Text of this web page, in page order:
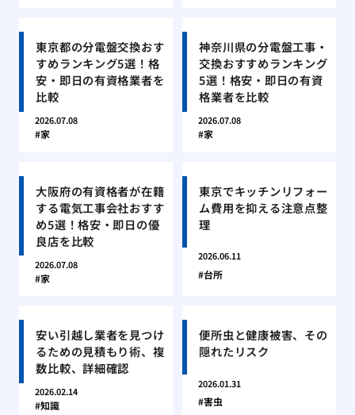
東京都の分電盤交換おす
すめランキング5選！格
安・即日の有資格業者を
比較
2026.07.08
家
神奈川県の分電盤工事・
交換おすすめランキング
5選！格安・即日の有資
格業者を比較
2026.07.08
家
大阪府の有資格者が在籍
する電気工事会社おすす
め5選！格安・即日の優
良店を比較
2026.07.08
家
東京でキッチンリフォー
ム費用を抑える注意点整
理
2026.06.11
台所
安い引越し業者を見つけ
るための見積もり術、複
数比較、詳細確認
2026.02.14
知識
便所虫と健康被害、その
隠れたリスク
2026.01.31
害虫